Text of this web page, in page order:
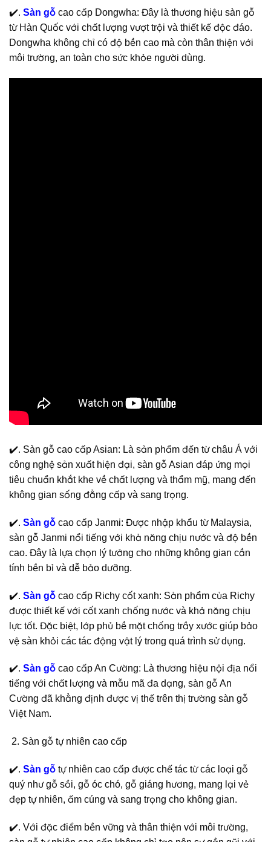
✔️. Sàn gỗ cao cấp Dongwha: Đây là thương hiệu sàn gỗ
từ Hàn Quốc với chất lượng vượt trội và thiết kế độc đáo.
Dongwha không chỉ có độ bền cao mà còn thân thiện với
môi trường, an toàn cho sức khỏe người dùng.
✔️. Sàn gỗ cao cấp Asian: Là sản phẩm đến từ châu Á với
công nghệ sản xuất hiện đại, sàn gỗ Asian đáp ứng mọi
tiêu chuẩn khắt khe về chất lượng và thẩm mỹ, mang đến
không gian sống đẳng cấp và sang trọng.
✔️. Sàn gỗ cao cấp Janmi: Được nhập khẩu từ Malaysia,
sàn gỗ Janmi nổi tiếng với khả năng chịu nước và độ bền
cao. Đây là lựa chọn lý tưởng cho những không gian cần
tính bền bỉ và dễ bảo dưỡng.
✔️. Sàn gỗ cao cấp Richy cốt xanh: Sản phẩm của Richy
được thiết kế với cốt xanh chống nước và khả năng chịu
lực tốt. Đặc biệt, lớp phủ bề mặt chống trầy xước giúp bảo
vệ sàn khỏi các tác động vật lý trong quá trình sử dụng.
✔️. Sàn gỗ cao cấp An Cường: Là thương hiệu nội địa nổi
tiếng với chất lượng và mẫu mã đa dạng, sàn gỗ An
Cường đã khẳng định được vị thế trên thị trường sàn gỗ
Việt Nam.
Sàn gỗ tự nhiên cao cấp
✔️. Sàn gỗ tự nhiên cao cấp được chế tác từ các loại gỗ
quý như gỗ sồi, gỗ óc chó, gỗ giáng hương, mang lại vẻ
đẹp tự nhiên, ấm cúng và sang trọng cho không gian.
✔️. Với đặc điểm bền vững và thân thiện với môi trường,